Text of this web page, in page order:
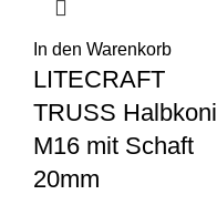
In den Warenkorb
LITECRAFT
TRUSS Halbkoni
M16 mit Schaft
20mm